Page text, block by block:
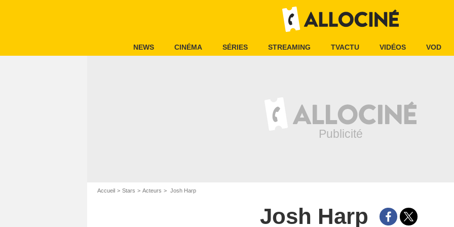
NEWS CINÉMA SÉRIES STREAMING TVACTU VIDÉOS VOD
Accueil Stars Acteurs Josh Harp
Josh Harp